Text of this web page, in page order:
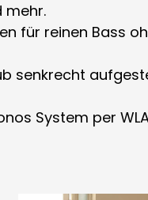
mehr.
für reinen Bass
senkrecht
System per